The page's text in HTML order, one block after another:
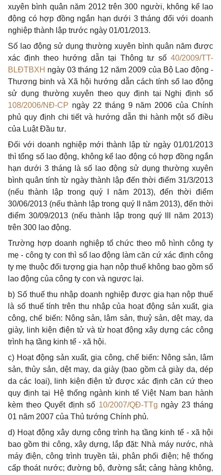
xuyên bình quân năm 2012 trên 300 người, không kể lao
động có hợp đồng ngắn hạn dưới 3 tháng đối với doanh
nghiệp thành lập trước ngày 01/01/2013.
Số lao động sử dụng thường xuyên bình quân năm được
xác định theo hướng dẫn tại Thông tư số 40/2009/TT-
BLĐTBXH ngày 03 tháng 12 năm 2009 của Bộ Lao động -
Thương binh và Xã hội hướng dẫn cách tính số lao động
sử dụng thường xuyên theo quy định tại Nghị định số
108/2006/NĐ-CP ngày 22 tháng 9 năm 2006 của Chính
phủ quy định chi tiết và hướng dẫn thi hành một số điều
của Luật Đầu tư.
Đối với doanh nghiệp mới thành lập từ ngày 01/01/2013
thì tổng số lao động, không kể lao động có hợp đồng ngắn
hạn dưới 3 tháng là số lao động sử dụng thường xuyên
bình quân tính từ ngày thành lập đến thời điểm 31/3/2013
(nếu thành lập trong quý I năm 2013), đến thời điểm
30/06/2013 (nếu thành lập trong quý II năm 2013), đến thời
điểm 30/09/2013 (nếu thành lập trong quý III năm 2013)
trên 300 lao động.
Trường hợp doanh nghiệp tổ chức theo mô hình công ty
mẹ - công ty con thì số lao động làm căn cứ xác định công
ty mẹ thuộc đối tượng gia hạn nộp thuế không bao gồm số
lao động của công ty con và ngược lại.
b) Số thuế thu nhập doanh nghiệp được gia hạn nộp thuế
là số thuế tính trên thu nhập của hoạt động sản xuất, gia
công, chế biến: Nông sản, lâm sản, thuỷ sản, dệt may, da
giày, linh kiện điện tử và từ hoạt động xây dựng các công
trình hạ tầng kinh tế - xã hội.
c) Hoạt động sản xuất, gia công, chế biến: Nông sản, lâm
sản, thủy sản, dệt may, da giày (bao gồm cả giày da, dép
da các loại), linh kiện điện tử được xác định căn cứ theo
quy định tại Hệ thống ngành kinh tế Việt Nam ban hành
kèm theo Quyết định số 10/2007/QĐ-TTg ngày 23 tháng
01 năm 2007 của Thủ tướng Chính phủ.
d) Hoạt động xây dựng công trình hạ tầng kinh tế - xã hội
bao gồm thi công, xây dựng, lắp đặt: Nhà máy nước, nhà
máy điện, công trình truyền tải, phân phối điện; hệ thống
cấp thoát nước; đường bộ, đường sắt; cảng hàng không,